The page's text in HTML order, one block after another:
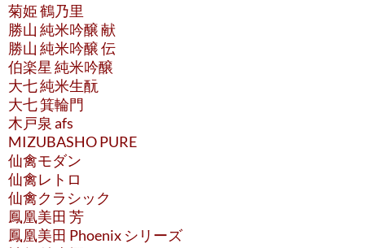
菊姫 鶴乃里
勝山 純米吟醸 献
勝山 純米吟醸 伝
伯楽星 純米吟醸
大七 純米生酛
大七 箕輪門
木戸泉 afs
MIZUBASHO PURE
仙禽モダン
仙禽レトロ
仙禽クラシック
鳳凰美田 芳
鳳凰美田 Phoenix シリーズ